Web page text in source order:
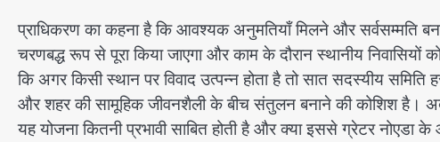
प्राधिकरण का कहना है कि आवश्यक अनुमतियाँ मिलने और सर्वसम्मति
चरणबद्ध रूप से पूरा किया जाएगा और काम के दौरान स्थानीय
कि अगर किसी स्थान पर विवाद उत्पन्न होता है तो सात सदस्यीय
और शहर की सामूहिक जीवनशैली के बीच संतुलन बनाने की कोशिश है।
यह योजना कितनी प्रभावी साबित होती है और क्या इससे ग्रेटर नोएडा